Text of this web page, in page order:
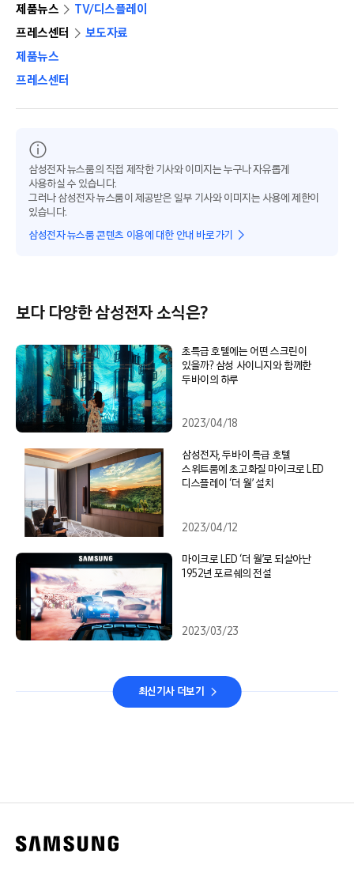
제품뉴스
TV/디스플레이
프레스센터
보도자료
제품뉴스
프레스센터
삼성전자 뉴스룸의 직접 제작한 기사와 이미지는 누구나 자유롭게
사용하실 수 있습니다.
그러나 삼성전자 뉴스룸이 제공받은 일부 기사와 이미지는 사용에 제한이
있습니다.
삼성전자 뉴스룸 콘텐츠 이용에 대한 안내 바로가기
보다 다양한 삼성전자 소식은?
초특급 호텔에는 어떤 스크린이
있을까? 삼성 사이니지와 함께한
두바이의 하루
2023/04/18
삼성전자, 두바이 특급 호텔
스위트룸에 초고화질 마이크로 LED
디스플레이 ‘더 월’ 설치
2023/04/12
마이크로 LED ‘더 월’로 되살아난
1952년 포르쉐의 전설
2023/03/23
최신기사 더보기